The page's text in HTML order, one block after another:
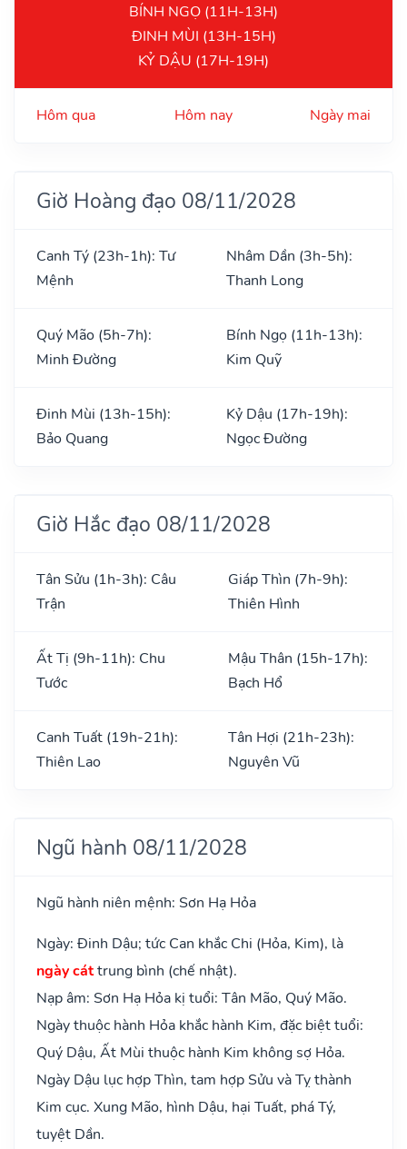
BÍNH NGỌ (11H-13H)
ĐINH MÙI (13H-15H)
KỶ DẬU (17H-19H)
Hôm qua Hôm nay Ngày mai
Giờ Hoàng đạo 08/11/2028
Canh Tý (23h-1h): Tư
Mệnh
Nhâm Dần (3h-5h):
Thanh Long
Quý Mão (5h-7h):
Minh Đường
Bính Ngọ (11h-13h):
Kim Quỹ
Đinh Mùi (13h-15h):
Bảo Quang
Kỷ Dậu (17h-19h):
Ngọc Đường
Giờ Hắc đạo 08/11/2028
Tân Sửu (1h-3h): Câu
Trận
Giáp Thìn (7h-9h):
Thiên Hình
Ất Tị (9h-11h): Chu
Tước
Mậu Thân (15h-17h):
Bạch Hổ
Canh Tuất (19h-21h):
Thiên Lao
Tân Hợi (21h-23h):
Nguyên Vũ
Ngũ hành 08/11/2028
Ngũ hành niên mệnh: Sơn Hạ Hỏa
Ngày: Đinh Dậu; tức Can khắc Chi (Hỏa, Kim), là
ngày cáttrung bình (chế nhật).
Nạp âm: Sơn Hạ Hỏa kị tuổi: Tân Mão, Quý Mão.
Ngày thuộc hành Hỏa khắc hành Kim, đặc biệt tuổi:
Quý Dậu, Ất Mùi thuộc hành Kim không sợ Hỏa.
Ngày Dậu lục hợp Thìn, tam hợp Sửu và Tỵ thành
Kim cục. Xung Mão, hình Dậu, hại Tuất, phá Tý,
tuyệt Dần.